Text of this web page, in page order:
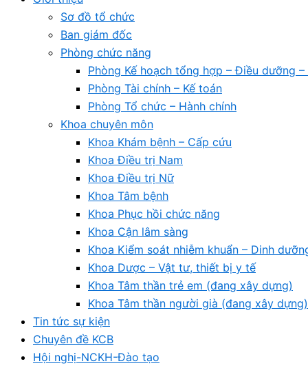
Sơ đồ tổ chức
Ban giám đốc
Phòng chức năng
Phòng Kế hoạch tổng hợp – Điều dưỡng
Phòng Tài chính – Kế toán
Phòng Tổ chức – Hành chính
Khoa chuyên môn
Khoa Khám bệnh – Cấp cứu
Khoa Điều trị Nam
Khoa Điều trị Nữ
Khoa Tâm bệnh
Khoa Phục hồi chức năng
Khoa Cận lâm sàng
Khoa Kiểm soát nhiễm khuẩn – Dinh
Khoa Dược – Vật tư, thiết bị y tế
Khoa Tâm thần trẻ em (đang xây dựng)
Khoa Tâm thần người già (đang xây dựng)
Tin tức sự kiện
Chuyên đề KCB
Hội nghị-NCKH-Đào tạo